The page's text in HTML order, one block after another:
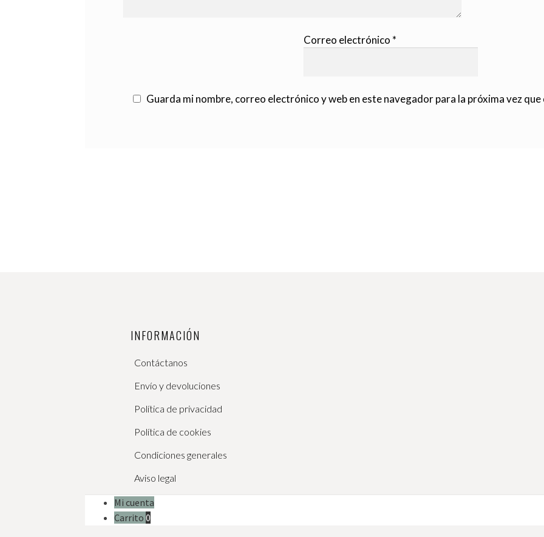
Correo electrónico *
Guarda mi nombre, correo electrónico y web en este navegador para la próxima vez que
INFORMACIÓN
Contáctanos
Envío y devoluciones
Política de privacidad
Política de cookies
Condiciones generales
Aviso legal
Mi cuenta
Carrito0